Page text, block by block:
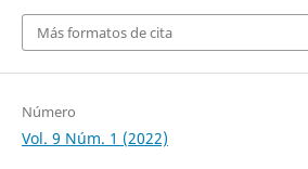
Más formatos de cita
Número
Vol. 9 Núm. 1 (2022)